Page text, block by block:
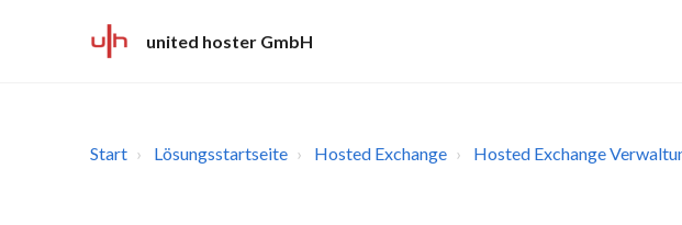
united hoster GmbH
Start Lösungsstartseite Hosted Exchange Hosted Exchange